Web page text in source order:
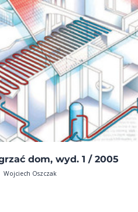
dom, wyd. 1 / 2005
Wojciech Oszczak